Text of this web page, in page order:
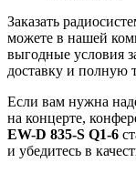
Заказать
можете в нашей
выгодные условия
доставку и полную
Если вам нужна
на концерте,
EW-D 835-S Q1-6
и убедитесь в